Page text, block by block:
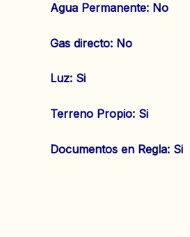
‌Agua Permanente: No
‌Gas directo: No
‌Luz: Si
‌Terreno Propio: Si
‌Documentos en Regla: Si